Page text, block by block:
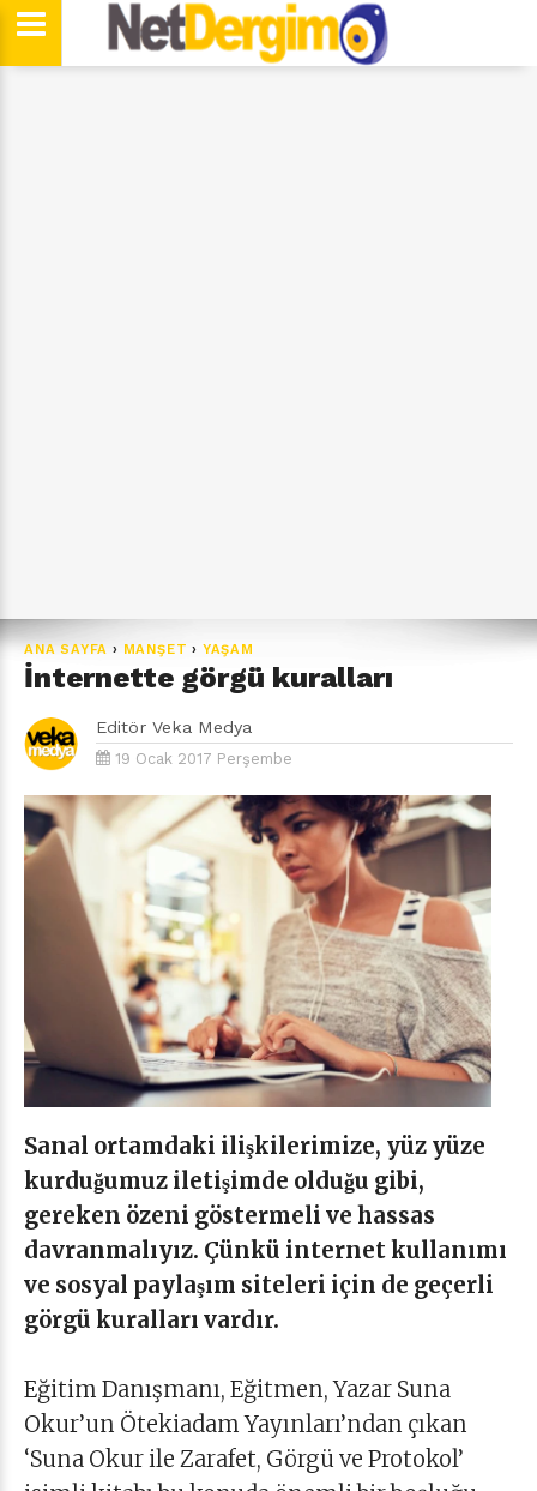
ANA SAYFA › MANŞET › YAŞAM
İnternette görgü kuralları
Editör Veka Medya
19 Ocak 2017 Perşembe
Sanal ortamdaki ilişkilerimize, yüz yüze
kurduğumuz iletişimde olduğu gibi,
gereken özeni göstermeli ve hassas
davranmalıyız. Çünkü internet kullanımı
ve sosyal paylaşım siteleri için de geçerli
görgü kuralları vardır.
Eğitim Danışmanı, Eğitmen, Yazar Suna
Okur’un Ötekiadam Yayınları’ndan çıkan
‘Suna Okur ile Zarafet, Görgü ve Protokol’